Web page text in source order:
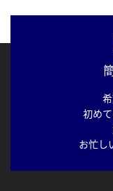
初め
お忙し